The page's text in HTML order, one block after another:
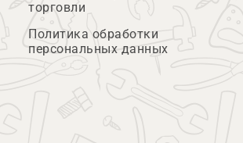
торговли
Политика обработки
персональных данных